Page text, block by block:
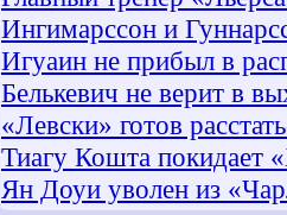
Ингимарссон и
Игуаин не прибыл в
Белькевич не верит в
«Левски» готов
Тиагу Кошта покидает
Ян Доуи уволен из